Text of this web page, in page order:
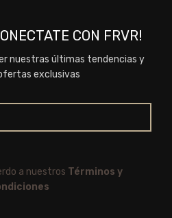
CON FRVR!
nuestras últimas tendencias y
exclusivas
a nuestros Términos y